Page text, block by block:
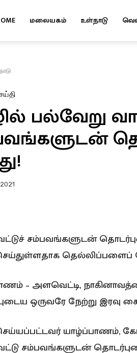
மலையகம் உள்நாடு
பல்வேறு
சம்பவங்களுடன்
தெல்லிப்பளைப்
– அளவெட்டி,
ஒருவரே நேற்று இரவு
யாழ்ப்பாணம்,
சம்பவங்களுடன்